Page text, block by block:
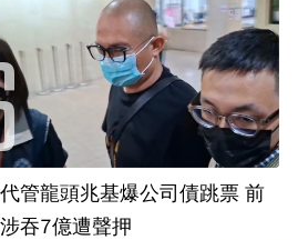
管龍頭兆基爆公司債跳票 前
吞7億遭聲押